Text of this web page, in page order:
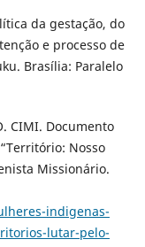
da gestação, do
e processo de
Brasília: Paralelo
CIMI. Documento
Nosso
Missionário.
indigenas-
lutar-pelo-